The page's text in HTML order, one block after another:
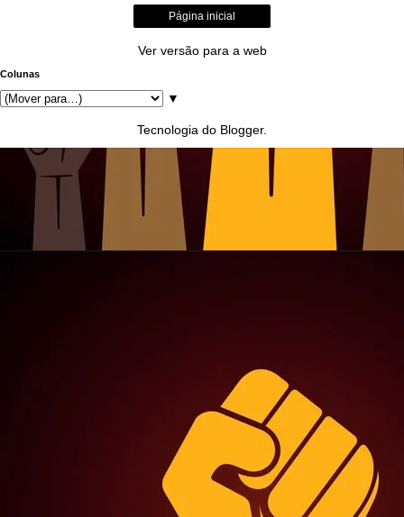
Página inicial
Ver versão para a web
Colunas
▼
Tecnologia do Blogger.